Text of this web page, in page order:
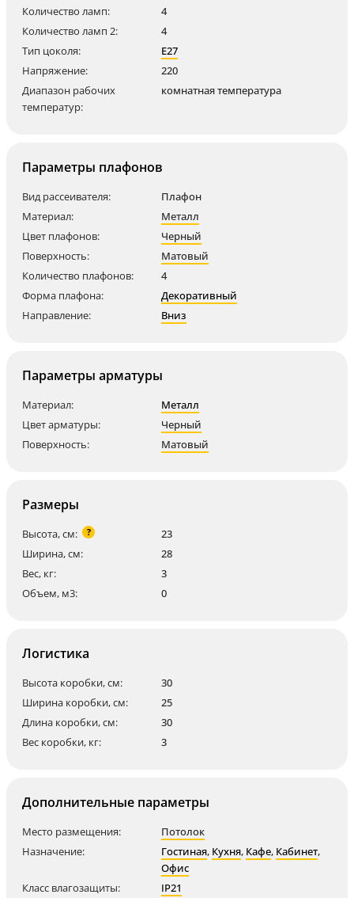
Количество ламп:
4
Количество ламп 2:
4
Тип цоколя:
E27
Напряжение:
220
Диапазон рабочих
температур:
комнатная температура
Параметры плафонов
Вид рассеивателя:
Плафон
Материал:
Металл
Цвет плафонов:
Черный
Поверхность:
Матовый
Количество плафонов:
4
Форма плафона:
Декоративный
Направление:
Вниз
Параметры арматуры
Материал:
Металл
Цвет арматуры:
Черный
Поверхность:
Матовый
Размеры
Высота, см: ?
23
Ширина, см:
28
Вес, кг:
3
Объем, м3:
0
Логистика
Высота коробки, см:
30
Ширина коробки, см:
25
Длина коробки, см:
30
Вес коробки, кг:
3
Дополнительные параметры
Место размещения:
Потолок
Назначение:
Гостиная, Кухня, Кафе, Кабинет,
Офис
Класс влагозащиты:
IP21